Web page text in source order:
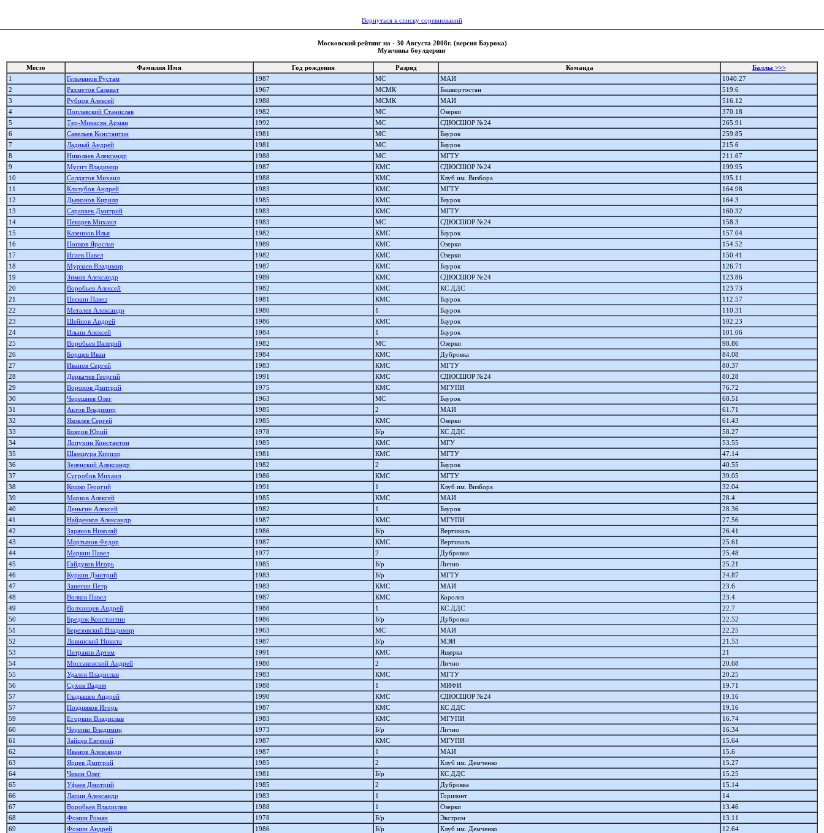
Вернуться к списку соревнований
Московский рейтинг на - 30 Августа 2008г. (версия Баурока)
Мужчины боулдеринг
Место Фамилия Имя Год рождения Разряд Команда
Баллы >>>
1
Гельманов Рустам 1987 МС МАИ
1040.27
2
Рахметов Салават 1967 МСМК Башкортостан
519.6
3
Рубцов Алексей 1988 МСМК МАИ
516.12
4
Поплавский Станислав 1982 МС Озерки
370.18
5
Тер-Минасян Арман 1992 МС СДЮСШОР №24
265.91
6
Савельев Константин 1981 МС Баурок
259.85
7
Ладный Андрей 1981 МС Баурок
215.6
8
Николаев Александр 1988 МС МГТУ
211.67
9
Мусич Владимир 1987 КМС СДЮСШОР №24
199.95
10
Солдатов Михаил 1988 КМС Клуб им. Визбора
195.11
11
Клизубов Андрей 1983 КМС МГТУ
164.98
12
Дьяконов Кирилл 1985 КМС Баурок
164.3
13
Сарапаев Дмитрий 1983 КМС МГТУ
160.32
14
Пекарев Михаил 1983 МС СДЮСШОР №24
158.3
15
Казеннов Илья 1982 КМС Баурок
157.04
16
Попков Ярослав 1989 КМС Озерки
154.52
17
Исаев Павел 1982 КМС Озерки
150.41
18
Мурзаев Владимир 1987 КМС Баурок
126.71
19
Зимов Александр 1989 КМС СДЮСШОР №24
123.86
20
Воробьев Алексей 1982 КМС КС ДДС
123.73
21
Пескин Павел 1981 КМС Баурок
112.57
22
Металев Александр 1980 1 Баурок
110.31
23
Шейнов Андрей 1986 КМС Баурок
102.23
24
Ильин Алексей 1984 1 Баурок
101.06
25
Воробьев Валерий 1982 МС Озерки
98.86
26
Борщев Иван 1984 КМС Дубровка
84.08
27
Иванов Сергей 1983 КМС МГТУ
80.37
28
Деркачев Георгий 1991 КМС СДЮСШОР №24
80.28
29
Воронов Дмитрий 1975 КМС МГУПИ
76.72
30
Черешнев Олег 1963 МС Баурок
68.51
31
Актов Владимир 1985 2 МАИ
61.71
32
Яковлев Сергей 1985 КМС Озерки
61.43
33
Бояров Юрий 1978 Б/р КС ДДС
58.27
34
Лопухин Константин 1985 КМС МГУ
53.55
35
Шамшура Кирилл 1981 КМС МГТУ
47.14
36
Зеленский Александр 1982 2 Баурок
40.55
37
Сугробов Михаил 1986 КМС МГТУ
39.05
38
Кошко Георгий 1991 1 Клуб им. Визбора
32.04
39
Марков Алексей 1985 КМС МАИ
28.4
40
Деньгин Алексей 1982 1 Баурок
28.36
41
Найденков Александр 1987 КМС МГУПИ
27.56
42
Зарянов Николай 1986 Б/р Вертикаль
26.41
43
Мартынов Федор 1987 КМС Вертикаль
25.61
44
Маркин Павел 1977 2 Дубровка
25.48
45
Гайдуков Игорь 1985 Б/р Лично
25.21
46
Куркин Дмитрий 1983 Б/р МГТУ
24.87
47
Занегин Петр 1983 КМС МАИ
23.6
48
Волков Павел 1987 КМС Королев
23.4
49
Волхонцев Андрей 1988 1 КС ДДС
22.7
50
Бредюк Константин 1986 Б/р Дубровка
22.52
51
Березовский Владимир 1963 МС МАИ
22.25
52
Ловинский Никита 1987 Б/р МЭИ
21.53
53
Петраков Артем 1991 КМС Ящерка
21
54
Моссаковский Андрей 1980 2 Лично
20.68
55
Удалов Владислав 1983 КМС МГТУ
20.25
56
Сухов Вадим 1988 1 МИФИ
19.71
57
Гладышев Андрей 1990 КМС СДЮСШОР №24
19.16
57
Поздняков Игорь 1987 КМС КС ДДС
19.16
59
Егоркин Владислав 1983 КМС МГУПИ
16.74
60
Черепко Владимир 1973 Б/р Лично
16.34
61
Зайцев Евгений 1987 КМС МГУПИ
15.64
62
Иванов Александр 1987 1 МАИ
15.6
63
Ярцев Дмитрий 1985 2 Клуб им. Демченко
15.27
64
Чекин Олег 1981 Б/р КС ДДС
15.25
65
Уфаев Дмитрий 1985 2 Дубровка
15.14
66
Лапин Александр 1983 1 Горизонт
14
67
Воробьев Владислав 1988 1 Озерки
13.46
68
Фомин Роман 1978 Б/р Экстрим
13.11
69
Фомин Андрей 1986 Б/р Клуб им. Демченко
12.64